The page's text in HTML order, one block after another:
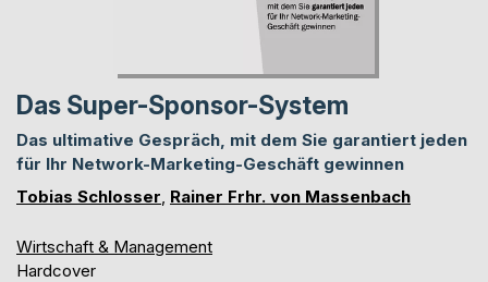
Das Super-Sponsor-System
Das ultimative Gespräch, mit dem Sie garantiert jeden
für Ihr Network-Marketing-Geschäft gewinnen
Tobias Schlosser Rainer Frhr. von Massenbach
Wirtschaft & Management
Hardcover